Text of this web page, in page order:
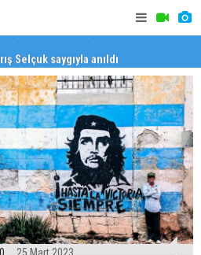
Selçuk saygıyla anıldı